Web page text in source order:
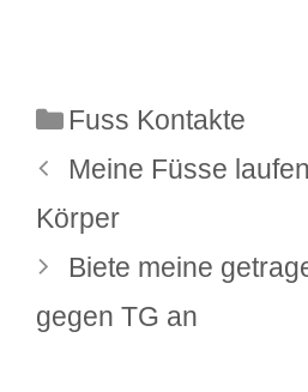
Kategorien
Fuss Kontakte
Meine Füsse
Körper
Biete meine
gegen TG an